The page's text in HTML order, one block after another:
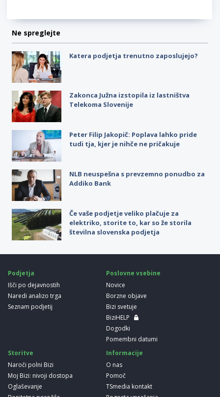
Ne spreglejte
Katera podjetja trenutno zaposlujejo?
Zakonca Južna izstopila iz lastništva
Telekoma Slovenije
Peter Filip Jakopič: Poplava lahko pride
tudi tja, kjer je nihče ne pričakuje
NLB neuspešna s prevzemno ponudbo za
Addiko Bank
Če vaše podjetje veliko plačuje za
elektriko, storite to, kar so že storila
številna slovenska podjetja
Podjetja
Išči po dejavnostih
Naredi analizo trga
Seznam podjetij
Poslovne vsebine
Novice
Borzne objave
Bizi svetuje
BiziHELP
Dogodki
Pomembni datumi
Storitve
Naroči polni Bizi
Moj Bizi: nivoji dostopa
Oglaševanje
Informacije
O nas
Pomoč
TSmedia kontakt